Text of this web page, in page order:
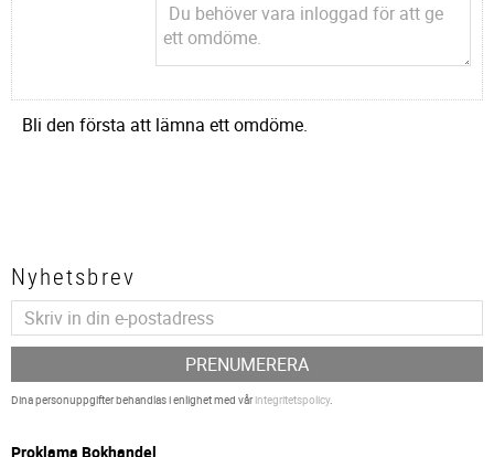
Bli den första att lämna ett omdöme.
Nyhetsbrev
PRENUMERERA
Dina personuppgifter behandlas i enlighet med vårintegritetspolicy.
Proklama Bokhandel